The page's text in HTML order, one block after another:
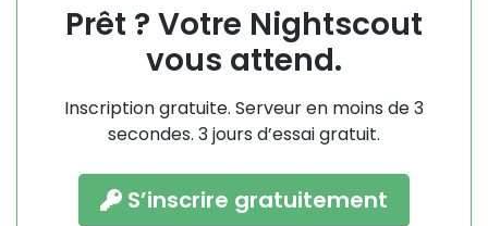
Prêt ? Votre Nightscout
vous attend.
Inscription gratuite. Serveur en moins de 3
secondes. 3 jours d’essai gratuit.
S’inscrire gratuitement